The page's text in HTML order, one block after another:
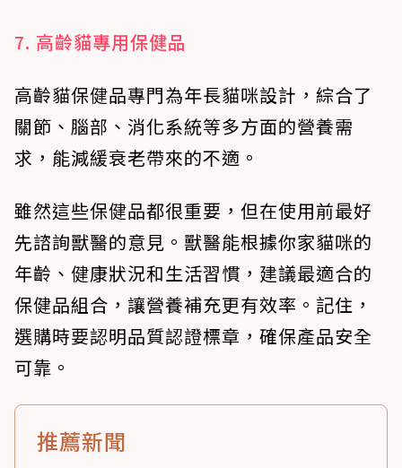
7. 高齡貓專用保健品
高齡貓保健品專門為年長貓咪設計，綜合了
關節、腦部、消化系統等多方面的營養需
求，能減緩衰老帶來的不適。
雖然這些保健品都很重要，但在使用前最好
先諮詢獸醫的意見。獸醫能根據你家貓咪的
年齡、健康狀況和生活習慣，建議最適合的
保健品組合，讓營養補充更有效率。記住，
選購時要認明品質認證標章，確保產品安全
可靠。
推薦新聞